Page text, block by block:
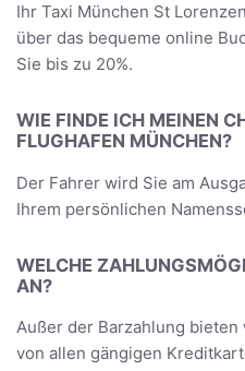
Ihr Taxi München St
über das bequeme online
Sie bis zu 20%.
WIE FINDE ICH MEINEN
FLUGHAFEN MÜNCHEN?
Der Fahrer wird Sie am
Ihrem persönlichen
WELCHE
AN?
Außer der Barzahlung
von allen gängigen